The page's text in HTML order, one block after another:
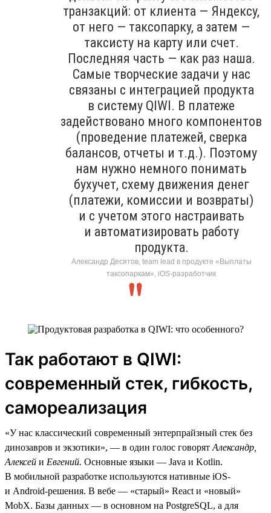
транзакций: от клиента — Яндексу,
от него — таксопарку, а затем —
таксисту на карту или счет.
Последняя часть — как раз наша.
Самые творческие задачи у нас
связаны с интеграцией продукта
в систему QIWI. В платеже
задействовано много компонентов
(проведение платежей, сверка
балансов, отчеты и т.д.). Поэтому
нам нужно немного понимать
бухучет, схему движения денег
(платежи, комиссии и возвраты)
и с учетом этого настраивать
и автоматизировать работу
продукта.
Александр Десятов, team lead в продукте «Выплаты
таксопаркам», iOS-разработчик
Так работают в QIWI:
современный стек, гибкость,
самореализация
«У нас классический современный энтерпрайзный стек без
динозавров и экзотики», — в один голос говорят Александр,
Алексей и Евгений. Основные языки — Java и Kotlin.
В мобильной разработке используются нативные iOS-
и Android-решения. В вебе — «старый» React и «новый»
MobX. Базы данных — в основном на PostgreSQL, а для